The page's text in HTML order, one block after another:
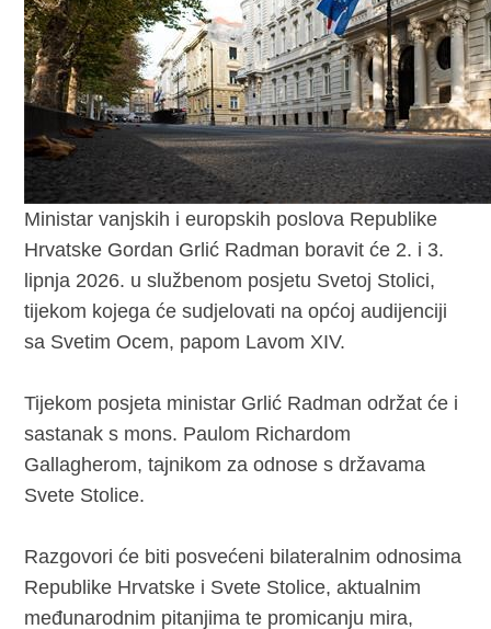
Ministar vanjskih i europskih poslova Republike
Hrvatske Gordan Grlić Radman boravit će 2. i 3.
lipnja 2026. u službenom posjetu Svetoj Stolici,
tijekom kojega će sudjelovati na općoj audijenciji
sa Svetim Ocem, papom Lavom XIV.
Tijekom posjeta ministar Grlić Radman održat će i
sastanak s mons. Paulom Richardom
Gallagherom, tajnikom za odnose s državama
Svete Stolice.
Razgovori će biti posvećeni bilateralnim odnosima
Republike Hrvatske i Svete Stolice, aktualnim
međunarodnim pitanjima te promicanju mira,